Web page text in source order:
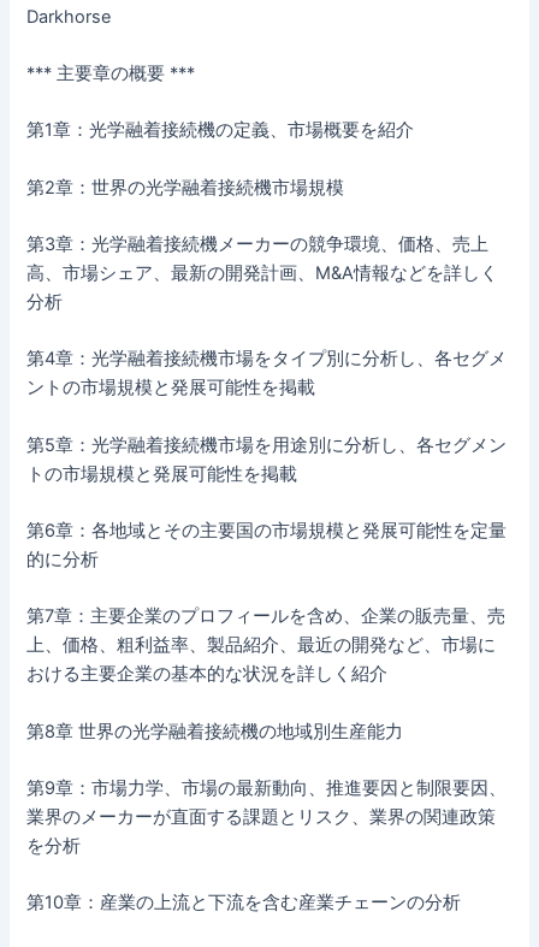
Darkhorse
*** 主要章の概要 ***
第1章：光学融着接続機の定義、市場概要を紹介
第2章：世界の光学融着接続機市場規模
第3章：光学融着接続機メーカーの競争環境、価格、売上
高、市場シェア、最新の開発計画、M&A情報などを詳しく
分析
第4章：光学融着接続機市場をタイプ別に分析し、各セグメ
ントの市場規模と発展可能性を掲載
第5章：光学融着接続機市場を用途別に分析し、各セグメン
トの市場規模と発展可能性を掲載
第6章：各地域とその主要国の市場規模と発展可能性を定量
的に分析
第7章：主要企業のプロフィールを含め、企業の販売量、売
上、価格、粗利益率、製品紹介、最近の開発など、市場に
おける主要企業の基本的な状況を詳しく紹介
第8章 世界の光学融着接続機の地域別生産能力
第9章：市場力学、市場の最新動向、推進要因と制限要因、
業界のメーカーが直面する課題とリスク、業界の関連政策
を分析
第10章：産業の上流と下流を含む産業チェーンの分析